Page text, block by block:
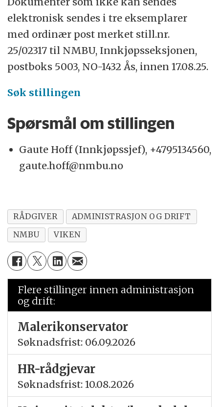
elektronisk sendes i tre eksemplarer
med ordinær post merket still.nr.
25/02317 til NMBU, Innkjøpsseksjonen,
postboks 5003, NO-1432 Ås, innen 17.08.25.
Søk stillingen
Spørsmål om stillingen
Gaute Hoff (Innkjøpssjef), +4795134560,
gaute.hoff@nmbu.no
RÅDGIVER
ADMINISTRASJON OG DRIFT
NMBU
VIKEN
Flere stillinger innen administrasjon
og drift:
Malerikonservator
Søknadsfrist: 06.09.2026
HR-rådgjevar
Søknadsfrist: 10.08.2026